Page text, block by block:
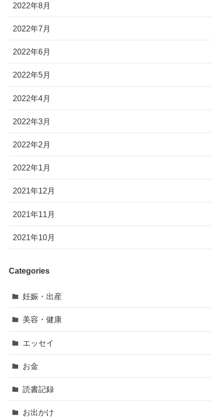
2022年8月
2022年7月
2022年6月
2022年5月
2022年4月
2022年3月
2022年2月
2022年1月
2021年12月
2021年11月
2021年10月
Categories
妊娠・出産
美容・健康
エッセイ
お金
読書記録
お出かけ